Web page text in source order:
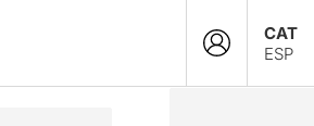
CAT
ESP